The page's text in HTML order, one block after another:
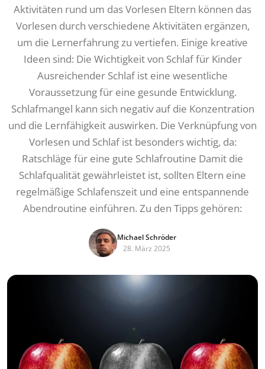
Aktivitäten rund um das Vorlesen Eltern können das
Vorlesen durch verschiedene Aktivitäten ergänzen,
um die Lernerfahrung zu vertiefen. Einige kreative
Ideen sind: Die Wichtigkeit von Schlaf für Kinder
Ausreichender Schlaf ist eine wesentliche
Voraussetzung für eine gesunde Entwicklung.
Schlafmangel kann sich negativ auf die Konzentration
und die Lernfähigkeit auswirken. Die Verknüpfung von
Vorlesen und Schlaf ist besonders wichtig, da:
Ratschläge für eine gute Schlafroutine Damit die
Schlafqualität gewährleistet ist, sollten Eltern eine
regelmäßige Schlafenszeit und eine entspannende
Abendroutine einführen. Zu den Tipps gehören:
Michael Schröder
28. März 2025